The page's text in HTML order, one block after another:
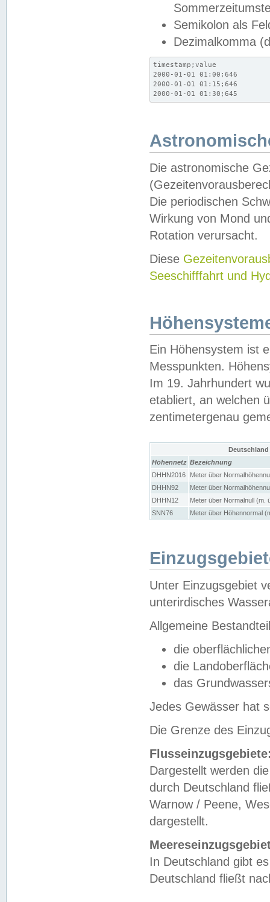
Semikolon als
Dezimalkomma
timestamp;value
2000-01-01 01:00;646
2000-01-01 01:15;646
2000-01-01 01:30;645
Die astronomische
Die periodischen
Wirkung von Mond
Rotation verursacht.
Diese
Seeschifffahrt und
Ein Höhensystem ist
Messpunkten.
Im 19. Jahrhundert
etabliert, an welchen
zentimetergenau
Höhennetz Bezeichnung
DHHN2016
Meter über
DHHN92
Meter über
DHHN12
Meter über Normalnull (m.
SNN76
Meter über Höhennormal
Unter Einzugsgebiet
unterirdisches
Allgemeine
die
die
das
Jedes Gewässer hat
Die Grenze des
Dargestellt werden
durch Deutschland
Warnow / Peene,
dargestellt.
In Deutschland gibt
Deutschland fließt